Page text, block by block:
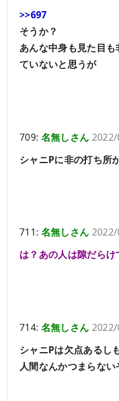
>>697
そうか？
あんな中身も見た目
ていないと思うが
709: 名無しさん
シャニPに非の打ち所
711: 名無しさん
は？あの人は隙だらけ
714: 名無しさん
シャニPは欠点あるし
人間なんかつまらない